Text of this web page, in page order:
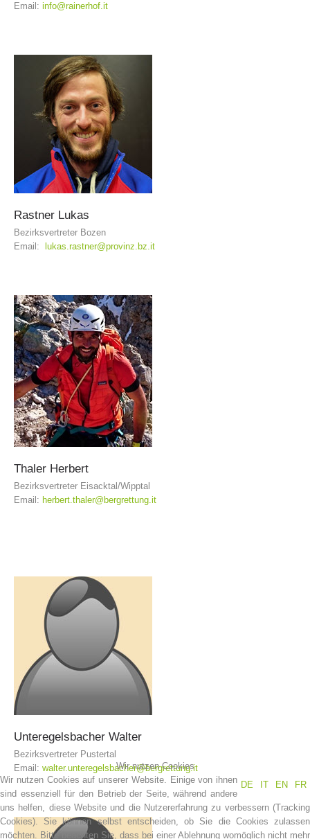
Vorstand
Alarmierung
Einsätze
Email: info@rainerhof.it
Rastner Lukas
Bezirksvertreter Bozen
Email:
lukas.rastner@provinz.bz.it
Thaler Herbert
Bezirksvertreter Eisacktal/Wipptal
Email: herbert.thaler@bergrettung.it
Unteregelsbacher Walter
Bezirksvertreter Pustertal
Email: walter.unteregelsbacher@bergrettung.it
Wir nutzen Cookies
DE
IT EN FR
Wir nutzen Cookies auf unserer Website. Einige von ihnen
sind essenziell für den Betrieb der Seite, während andere
uns helfen, diese Website und die Nutzererfahrung zu verbessern (Tracking
Cookies). Sie können selbst entscheiden, ob Sie die Cookies zulassen
möchten. Bitte beachten Sie, dass bei einer Ablehnung womöglich nicht mehr